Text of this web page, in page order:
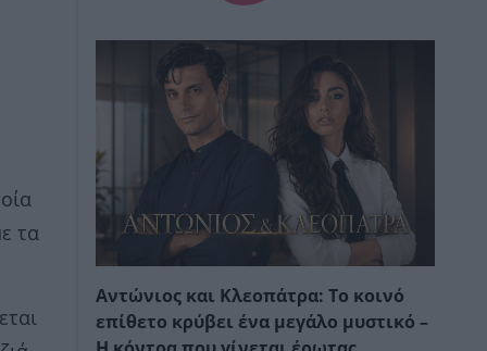
τα
Αντώνιος και Κλεοπάτρα: Το κοινό
επίθετο κρύβει ένα μεγάλο μυστικό –